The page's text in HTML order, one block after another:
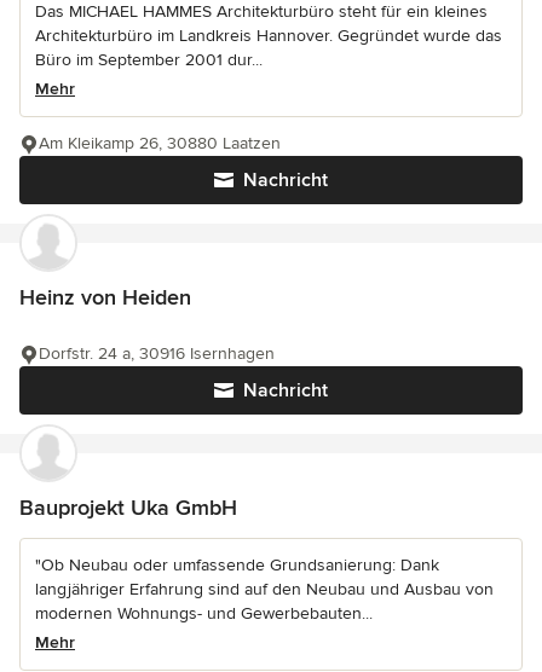
Das MICHAEL HAMMES Architekturbüro steht für ein kleines
Architekturbüro im Landkreis Hannover. Gegründet wurde das
Büro im September 2001 dur...
Mehr
Nachricht
Am Kleikamp 26, 30880 Laatzen
Heinz von Heiden
Nachricht
Dorfstr. 24 a, 30916 Isernhagen
Bauprojekt Uka GmbH
"Ob Neubau oder umfassende Grundsanierung: Dank
langjähriger Erfahrung sind auf den Neubau und Ausbau von
modernen Wohnungs- und Gewerbebauten...
Mehr